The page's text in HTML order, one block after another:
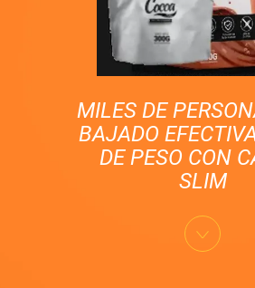
MILES DE
BAJADO
DE PESO CON
SLIM